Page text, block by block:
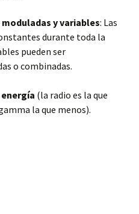
y variables: Las
durante toda la
pueden ser
o combinadas.
(la radio es la que
la que menos).